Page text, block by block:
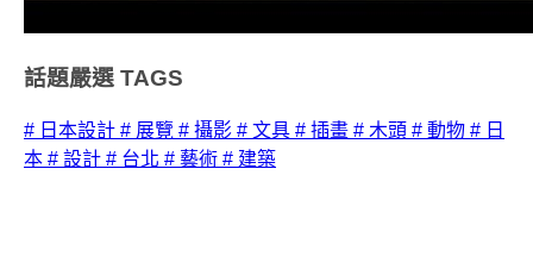
話題嚴選 TAGS
# 日本設計 # 展覽 # 攝影 # 文具 # 插畫 # 木頭 # 動物 # 日
本 # 設計 # 台北 # 藝術 # 建築